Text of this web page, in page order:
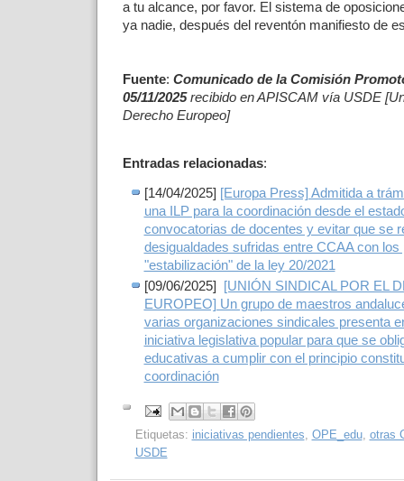
a tu alcance, por favor. El sistema de
ya nadie, después del reventón manifiesto de
Fuente: Comunicado de la Comisión
05/11/2025recibido en APISCAM vía USDE
Derecho Europeo]
Entradas relacionadas:
[14/04/2025] [Europa Press] Admitida a
una ILP para la coordinación desde el
convocatorias de docentes y evitar que se
desigualdades sufridas entre CCAA con los
"estabilización" de la ley 20/2021
[09/06/2025]
[UNIÓN SINDICAL POR EL
EUROPEO] Un grupo de maestros
varias organizaciones sindicales presenta
iniciativa legislativa popular para que se
educativas a cumplir con el principio
coordinación
Etiquetas: iniciativas pendientes OPE_edu, otras
USDE